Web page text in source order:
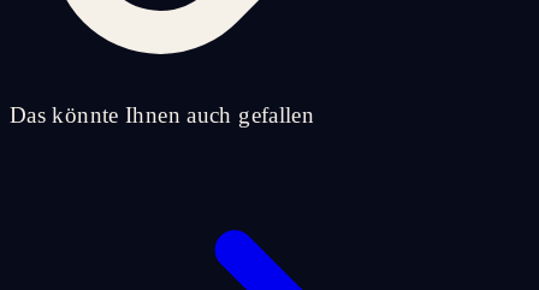
Das könnte Ihnen auch gefallen